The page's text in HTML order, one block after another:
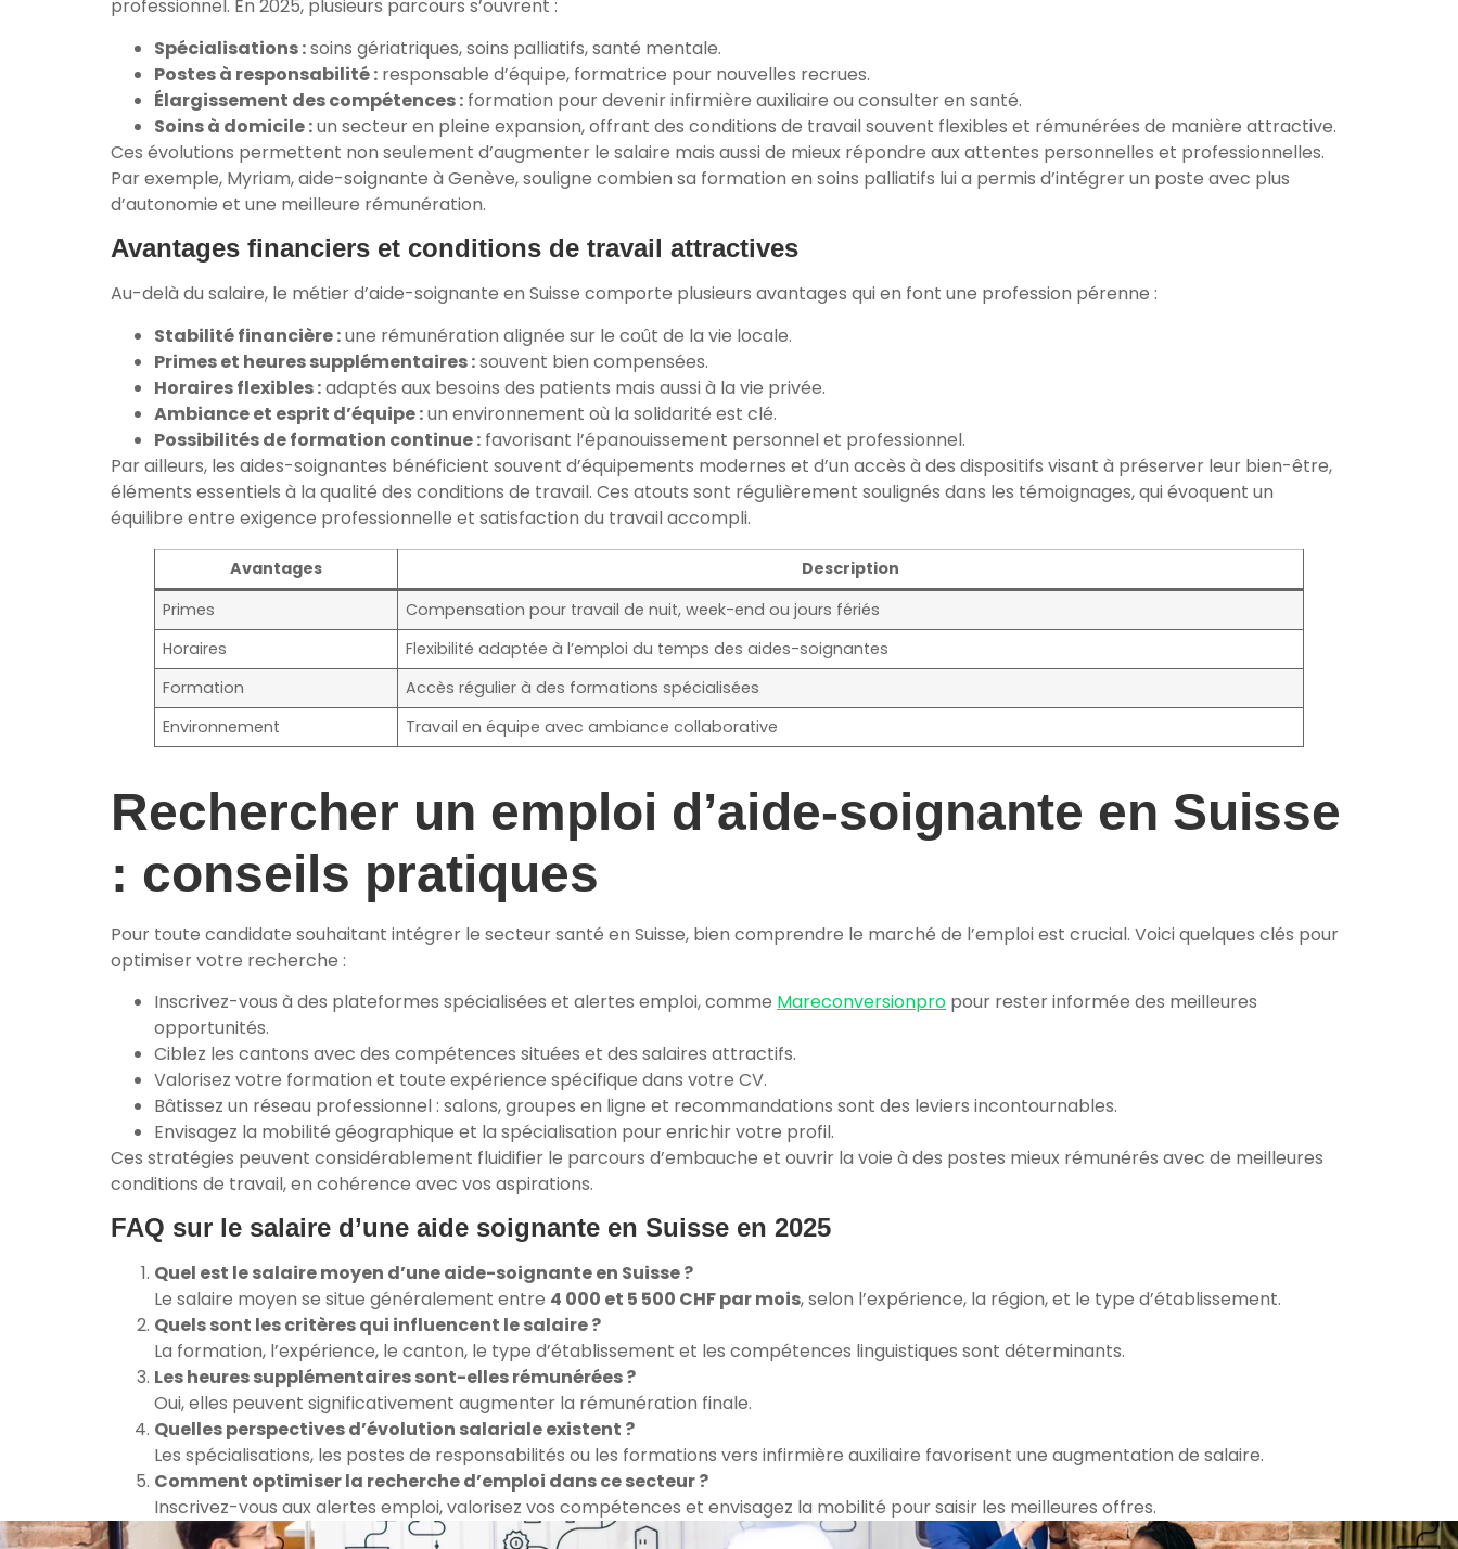
professionnel. En 2025, plusieurs parcours s’ouvrent :
Spécialisations :soins gériatriques, soins palliatifs, santé mentale.
Postes à responsabilité : responsable d’équipe, formatrice pour nouvelles recrues.
Élargissement des compétences : formation pour devenir infirmière auxiliaire ou consulter en santé.
Soins à domicile :un secteur en pleine expansion, offrant des conditions de travail souvent flexibles et rémunérées de manière attractive.
Ces évolutions permettent non seulement d’augmenter le salaire mais aussi de mieux répondre aux attentes personnelles et professionnelles.
Par exemple, Myriam, aide-soignante à Genève, souligne combien sa formation en soins palliatifs lui a permis d’intégrer un poste avec plus
d’autonomie et une meilleure rémunération.
Avantages financiers et conditions de travail attractives
Au-delà du salaire, le métier d’aide-soignante en Suisse comporte plusieurs avantages qui en font une profession pérenne :
Stabilité financière :une rémunération alignée sur le coût de la vie locale.
Primes et heures supplémentaires :souvent bien compensées.
Horaires flexibles :adaptés aux besoins des patients mais aussi à la vie privée.
Ambiance et esprit d’équipe :un environnement où la solidarité est clé.
Possibilités de formation continue : favorisant l’épanouissement personnel et professionnel.
Par ailleurs, les aides-soignantes bénéficient souvent d’équipements modernes et d’un accès à des dispositifs visant à préserver leur bien-être,
éléments essentiels à la qualité des conditions de travail. Ces atouts sont régulièrement soulignés dans les témoignages, qui évoquent un
équilibre entre exigence professionnelle et satisfaction du travail accompli.
Avantages
Description
Primes
Compensation pour travail de nuit, week-end ou jours fériés
Horaires
Flexibilité adaptée à l’emploi du temps des aides-soignantes
Formation
Accès régulier à des formations spécialisées
Environnement
Travail en équipe avec ambiance collaborative
Rechercher un emploi d’aide-soignante en Suisse
: conseils pratiques
Pour toute candidate souhaitant intégrer le secteur santé en Suisse, bien comprendre le marché de l’emploi est crucial. Voici quelques clés pour
optimiser votre recherche :
Inscrivez-vous à des plateformes spécialisées et alertes emploi, comme Mareconversionpro pour rester informée des meilleures
opportunités.
Ciblez les cantons avec des compétences situées et des salaires attractifs.
Valorisez votre formation et toute expérience spécifique dans votre CV.
Bâtissez un réseau professionnel : salons, groupes en ligne et recommandations sont des leviers incontournables.
Envisagez la mobilité géographique et la spécialisation pour enrichir votre profil.
Ces stratégies peuvent considérablement fluidifier le parcours d’embauche et ouvrir la voie à des postes mieux rémunérés avec de meilleures
conditions de travail, en cohérence avec vos aspirations.
FAQ sur le salaire d’une aide soignante en Suisse en 2025
Quel est le salaire moyen d’une aide-soignante en Suisse ?
Le salaire moyen se situe généralement entre 4 000 et 5 500 CHF par mois, selon l’expérience, la région, et le type d’établissement.
Quels sont les critères qui influencent le salaire ?
La formation, l’expérience, le canton, le type d’établissement et les compétences linguistiques sont déterminants.
Les heures supplémentaires sont-elles rémunérées ?
Oui, elles peuvent significativement augmenter la rémunération finale.
Quelles perspectives d’évolution salariale existent ?
Les spécialisations, les postes de responsabilités ou les formations vers infirmière auxiliaire favorisent une augmentation de salaire.
Comment optimiser la recherche d’emploi dans ce secteur ?
Inscrivez-vous aux alertes emploi, valorisez vos compétences et envisagez la mobilité pour saisir les meilleures offres.